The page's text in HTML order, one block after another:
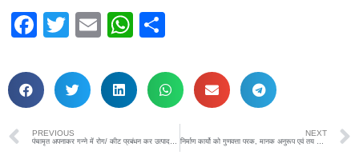
Facebook
Twitter
EmailWhatsApp
PREVIOUS
पंचामृत अपनाकर गन्ने में रोग/ कीट प्रबंधन कर उत्पादन बढ़ाएं- शमा आफरीन खान
NEXT
निर्माण कार्यो को गुणवत्ता परक, मानक अनुरूप एवं तय समयसीमा में पूर्ण कराना सुनिश्चित करें-डीएम